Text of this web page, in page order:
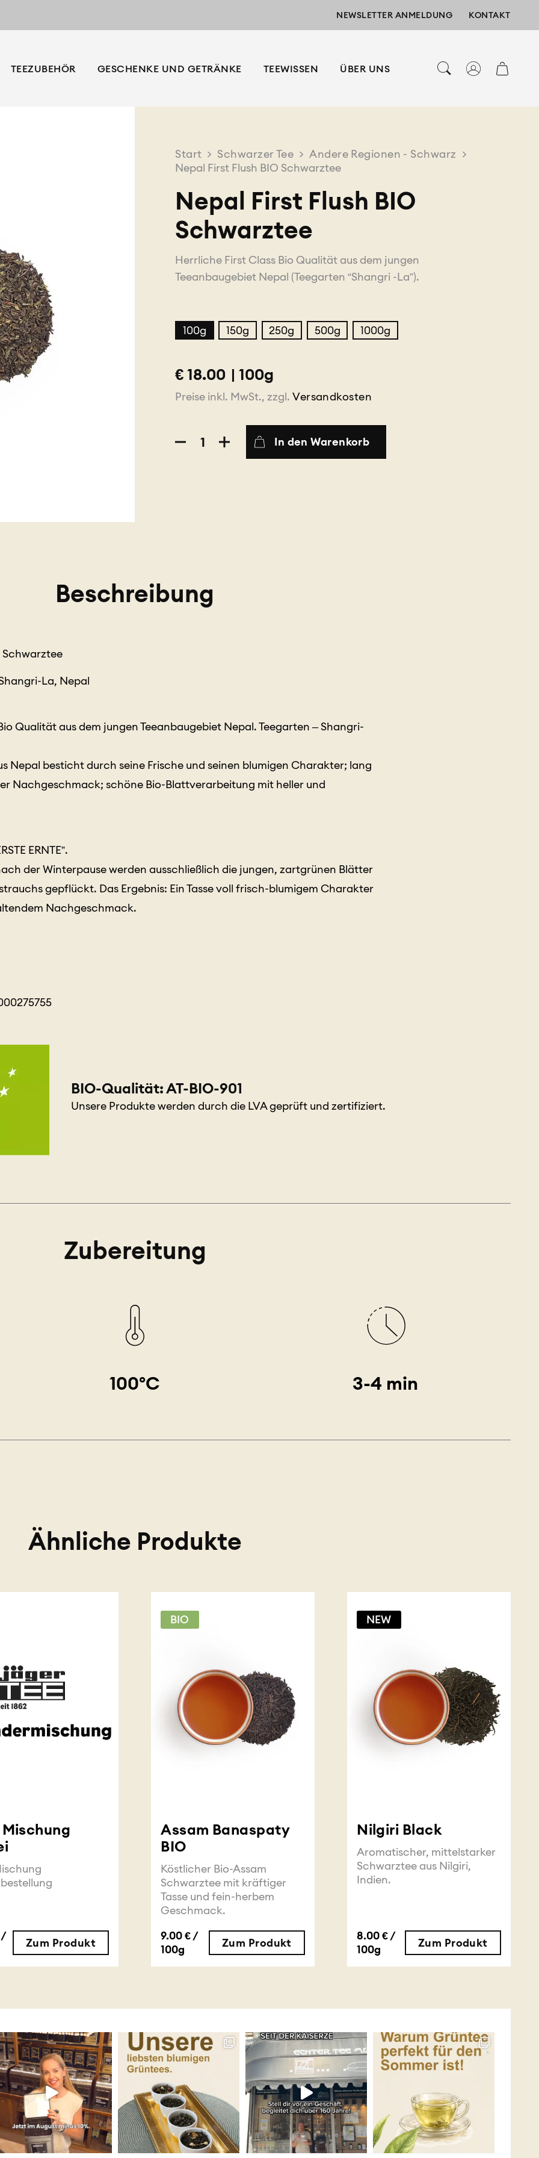
NEWSLETTER ANMELDUNG KONTAKT
TEEZUBEHÖR GESCHENKE UND GETRÄNKE TEEWISSEN ÜBER UNS
Start > Schwarzer Tee > Andere Regionen - Schwarz >
Nepal First Flush BIO Schwarztee
Nepal First Flush BIO
Schwarztee
Herrliche First Class Bio Qualität aus dem jungen
Teeanbaugebiet Nepal (Teegarten “Shangri -La”).
100g 150g 250g 500g 1000g
€18.00 | 100g
Preise inkl. MwSt., zzgl.Versandkosten
First
In den Warenkorb
Beschreibung
Schwarztee
La, Nepal
Qualität aus dem jungen Teeanbaugebiet Nepal. Teegarten – Shangri-
Nepal besticht durch seine Frische und seinen blumigen Charakter; lang
Nachgeschmack; schöne Bio-Blattverarbeitung mit heller und
ERNTE”.
der Winterpause werden ausschließlich die jungen, zartgrünen Blätter
gepflückt. Das Ergebnis: Ein Tasse voll frisch-blumigem Charakter
Nachgeschmack.
BIO-Qualität: AT-BIO-901
Unsere Produkte werden durch die LVA geprüft und zertifiziert.
Zubereitung
100°C 3-4 min
Ähnliche Produkte
/ Zum Produkt
BIO
Assam Banaspaty
BIO
Köstlicher Bio-Assam
Schwarztee mit kräftiger
Tasse und fein-herbem
Geschmack.
9.00 € /
100g
Zum Produkt
NEW
Nilgiri Black
Aromatischer, mittelstarker
Schwarztee aus Nilgiri,
Indien.
8.00 € /
100g
Zum Produkt